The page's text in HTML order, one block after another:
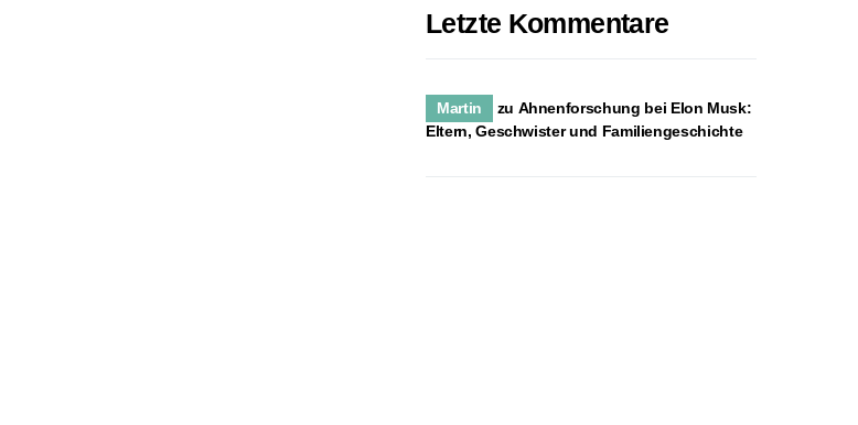
Letzte Kommentare
Martin zu Ahnenforschung bei Elon Musk:
Eltern, Geschwister und Familiengeschichte